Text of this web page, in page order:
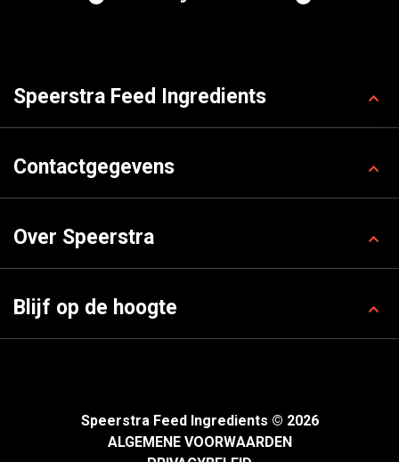
Speerstra Feed Ingredients
Contactgegevens
Over Speerstra
Blijf op de hoogte
Speerstra Feed Ingredients © 2026
ALGEMENE VOORWAARDEN